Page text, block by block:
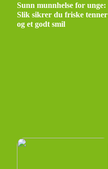
Sunn munnhelse for unge:
Slik sikrer du friske tenner
og et godt smil